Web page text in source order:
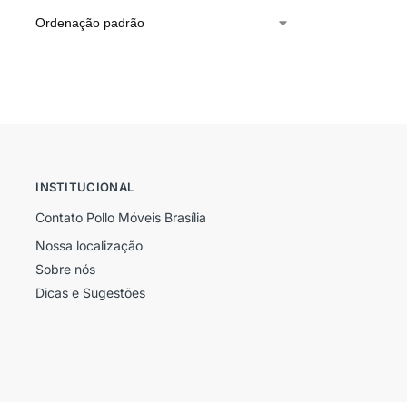
INSTITUCIONAL
Contato Pollo Móveis Brasília
Nossa localização
Sobre nós
Dicas e Sugestões